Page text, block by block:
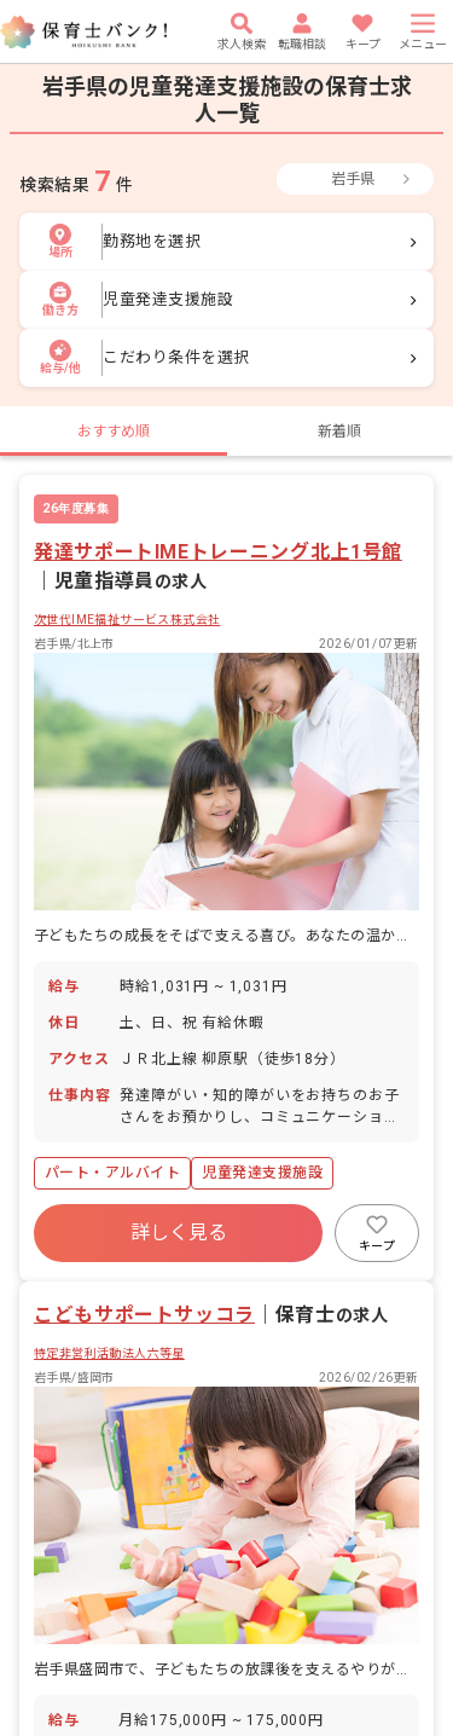
求人検索 転職相談 キープ メニュー
岩手県の児童発達支援施設の保育士求
人一覧
検索結果 7 件 岩手県
場所
勤務地を選択
働き方
児童発達支援施設
給与/他
こだわり条件を選択
おすすめ順 新着順
26年度募集
発達サポートIMEトレーニング北上1号館
児童指導員の求人
次世代IME福祉サービス株式会社
岩手県/北上市
2026/01/07更新
子どもたちの成長をそばで支える喜び。あなたの温かい心が輝く場所です。
給与 時給1,031円 ~ 1,031円
休日 土、日、祝 有給休暇
アクセス ＪＲ北上線 柳原駅（徒歩18分）
仕事内容 発達障がい・知的障がいをお持ちのお子
さんをお預かりし、コミュニケーション
題のお手伝い、一緒に遊んだりなど。 学
校と自宅への送迎もお願いする場合もあ
ります。
パート・アルバイト 児童発達支援施設
詳しく見る
キープ
こどもサポートサッコラ 保育士の求人
特定非営利活動法人六等星
岩手県/盛岡市
2026/02/26更新
給与 月給175,000円 ~ 175,000円